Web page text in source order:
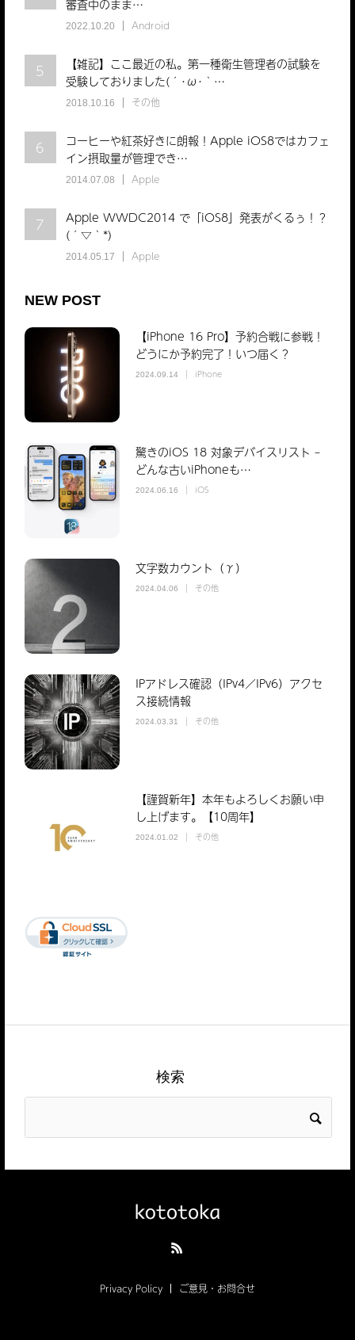
審査中のまま…
2022.10.20 Android
5
【雑記】ここ最近の私。第一種衛生管理者の試験を
受験しておりました(´･ω･｀…
2018.10.16 その他
6
コーヒーや紅茶好きに朗報！Apple iOS8ではカフェ
イン摂取量が管理でき…
2014.07.08 Apple
7
Apple WWDC2014 で「iOS8」発表がくるぅ！？
(´▽｀*)
2014.05.17 Apple
NEW POST
【iPhone 16 Pro】予約合戦に参戦！
どうにか予約完了！いつ届く？
2024.09.14 iPhone
驚きのiOS 18 対象デバイスリスト –
どんな古いiPhoneも…
2024.06.16 iOS
文字数カウント（γ）
2024.04.06 その他
IPアドレス確認（IPv4／IPv6）アクセ
ス接続情報
2024.03.31 その他
【謹賀新年】本年もよろしくお願い申
し上げます。【10周年】
2024.01.02 その他
検索
Privacy Policy ご意見・お問合せ